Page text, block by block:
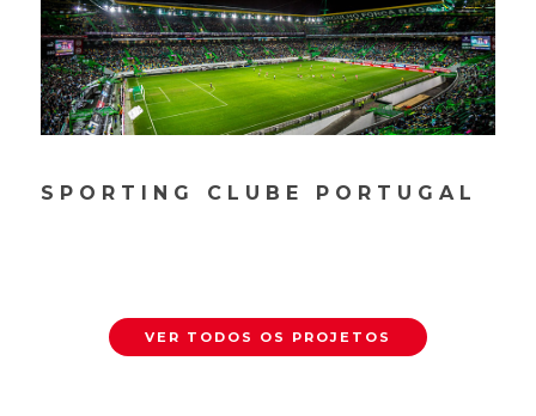
SPORTING CLUBE PORTUGAL
VER TODOS OS PROJETOS